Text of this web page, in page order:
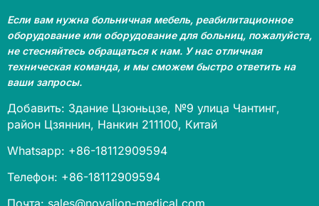
Если вам нужна больничная мебель, реабилитационное
оборудование или оборудование для больниц, пожалуйста,
не стесняйтесь обращаться к нам. У нас отличная
техническая команда, и мы сможем быстро ответить на
ваши запросы.
Добавить: Здание Цзюньцзе, №9 улица Чантинг,
район Цзяннин, Нанкин 211100, Китай
Whatsapp: +86-18112909594
Телефон: +86-18112909594
Почта: sales@novalion-medical.com